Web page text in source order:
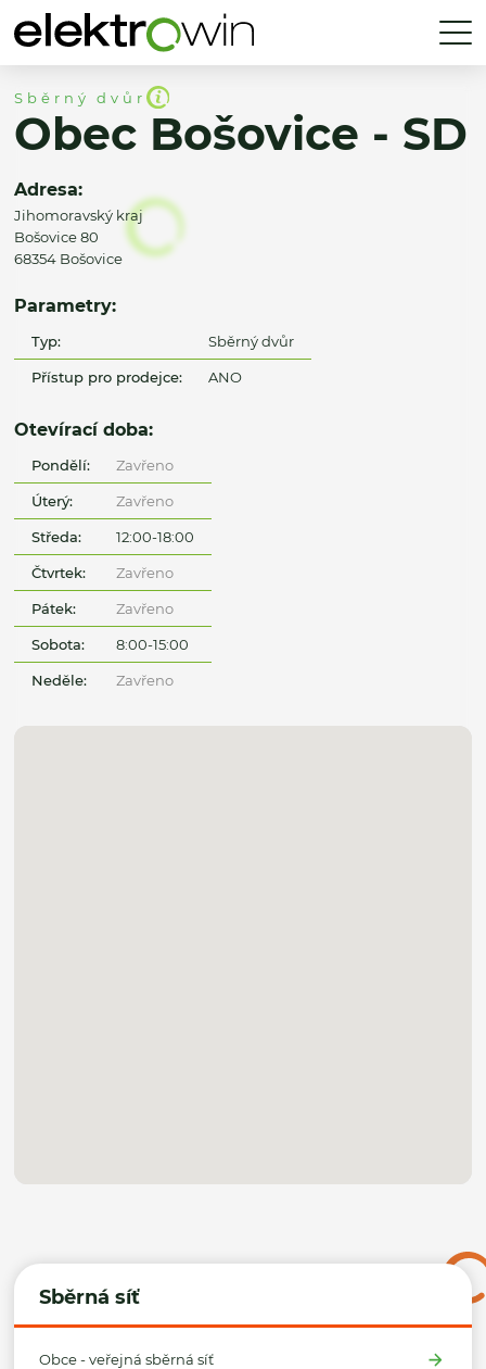
Sběrná síť
Obce - veřejná sběrná síť
Sběrný dvůr
Obec Bošovice - SD
Adresa:
Jihomoravský kraj
Bošovice 80
68354 Bošovice
Parametry:
Typ: Sběrný dvůr
Přístup pro prodejce: ANO
Otevírací doba:
Pondělí: Zavřeno
Úterý: Zavřeno
Středa: 12:00-18:00
Čtvrtek: Zavřeno
Pátek: Zavřeno
Sobota: 8:00-15:00
Neděle: Zavřeno